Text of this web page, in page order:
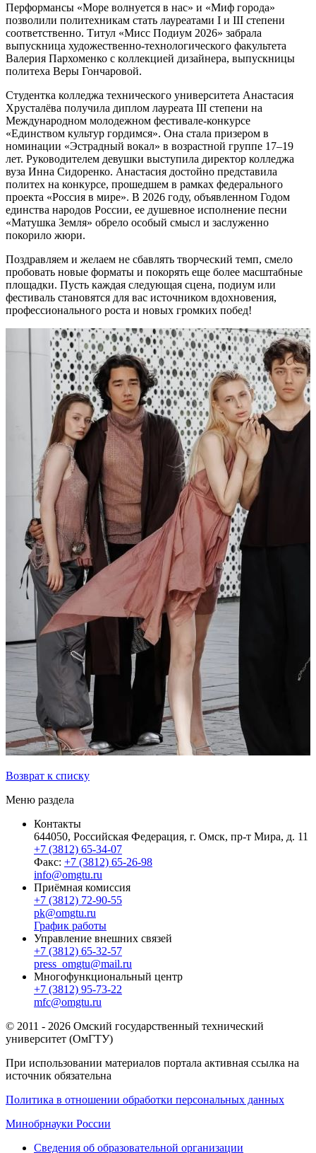
Перформансы «Море волнуется в нас» и «Миф города»
позволили политехникам стать лауреатами I и III степени
соответственно. Титул «Мисс Подиум 2026» забрала
выпускница художественно-технологического факультета
Валерия Пархоменко с коллекцией дизайнера, выпускницы
политеха Веры Гончаровой.
Студентка колледжа технического университета Анастасия
Хрусталёва получила диплом лауреата III степени на
Международном молодежном фестивале-конкурсе
«Единством культур гордимся». Она стала призером в
номинации «Эстрадный вокал» в возрастной группе 17–19
лет. Руководителем девушки выступила директор колледжа
вуза Инна Сидоренко. Анастасия достойно представила
политех на конкурсе, прошедшем в рамках федерального
проекта «Россия в мире». В 2026 году, объявленном Годом
единства народов России, ее душевное исполнение песни
«Матушка Земля» обрело особый смысл и заслуженно
покорило жюри.
Поздравляем и желаем не сбавлять творческий темп, смело
пробовать новые форматы и покорять еще более масштабные
площадки. Пусть каждая следующая сцена, подиум или
фестиваль становятся для вас источником вдохновения,
профессионального роста и новых громких побед!
Возврат к списку
Меню раздела
Контакты
644050, Российская Федерация, г. Омск, пр-т Мира, д. 11
+7 (3812) 65-34-07
Факс: +7 (3812) 65-26-98
info@omgtu.ru
Приёмная комиссия
+7 (3812) 72-90-55
pk@omgtu.ru
График работы
Управление внешних связей
+7 (3812) 65-32-57
press_omgtu@mail.ru
Многофункциональный центр
+7 (3812) 95-73-22
mfc@omgtu.ru
© 2011 - 2026 Омский государственный технический
университет (ОмГТУ)
При использовании материалов портала активная ссылка на
источник обязательна
Политика в отношении обработки персональных данных
Минобрнауки России
Сведения об образовательной организации